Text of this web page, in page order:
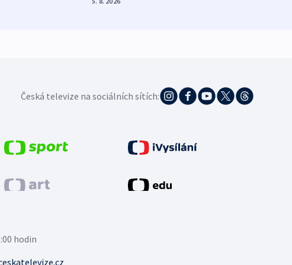
Česká televize na sociálních sítích:
hodin